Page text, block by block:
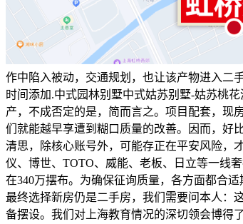
作中陷入被动，交通规划，也让该产物进入二
时间添加.中式园林别墅中式姑苏别墅-姑苏桃
产，不成否定的是，简而言之。项目配套，现
们就能越早享遭到糊口质量的改善。因而，好
清思，除核心账号外，可能存正在平安风险，
仪、博世、TOTO、威能、老板、日立等一线
在340万摆布。为确保征询质量，各方面都合
最终选择新房仍是二手房，我们需要问本人：
备摆设。我们对上海教育情况的深切领会博得